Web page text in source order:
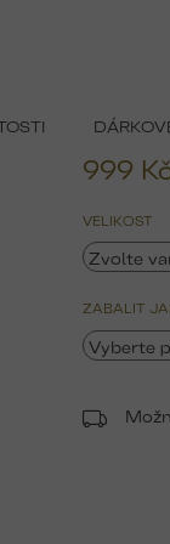
999
VELIKOST
ZABALIT